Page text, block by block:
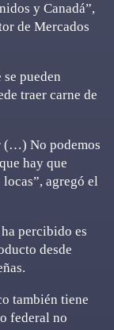
y Canadá”,
de Mercados
pueden
traer carne de
(…) No podemos
hay que
locas”, agregó el
percibido es
desde
también tiene
federal no